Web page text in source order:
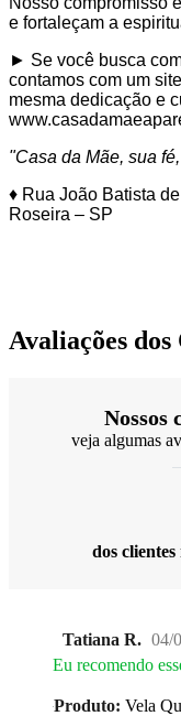
e fortaleçam a
► Se você busca
contamos com um
mesma dedicação e
"Casa da Mãe, sua
♦ Rua João Batista
Roseira – SP
Avaliações dos
Nossos
veja algumas
dos
Tatiana R. 04/
Eu recomendo
Produto: Vela